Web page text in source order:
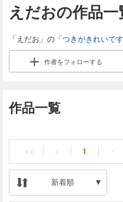
えだおの作品一
「えだお」の「つきがきれいで
作者をフォローする
作品一覧
<< < 1 ・
新着順